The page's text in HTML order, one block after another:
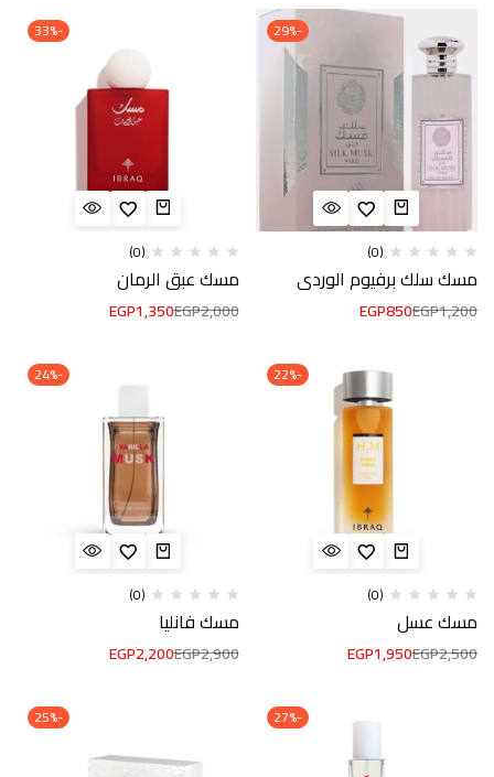
-29%
(0)
مسك سلك برفيوم الوردي
EGP1,200
EGP850
-33%
(0)
مسك عبق الرمان
EGP2,000
EGP1,350
-22%
(0)
مسك عسل
EGP2,500
EGP1,950
-24%
(0)
مسك فانليا
EGP2,900
EGP2,200
-27%
-25%